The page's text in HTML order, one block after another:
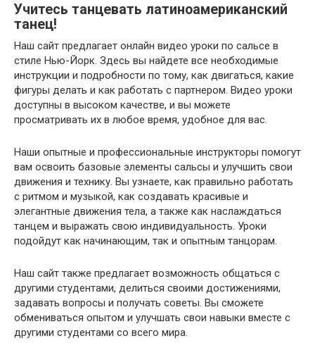
Учитесь танцевать латиноамериканский
танец!
Наш сайт предлагает онлайн видео уроки по сальсе в
стиле Нью-Йорк. Здесь вы найдете все необходимые
инструкции и подробности по тому, как двигаться, какие
фигуры делать и как работать с партнером. Видео уроки
доступны в высоком качестве, и вы можете
просматривать их в любое время, удобное для вас.
Наши опытные и профессиональные инструкторы помогут
вам освоить базовые элементы сальсы и улучшить свои
движения и технику. Вы узнаете, как правильно работать
с ритмом и музыкой, как создавать красивые и
элегантные движения тела, а также как наслаждаться
танцем и выражать свою индивидуальность. Уроки
подойдут как начинающим, так и опытным танцорам.
Наш сайт также предлагает возможность общаться с
другими студентами, делиться своими достижениями,
задавать вопросы и получать советы. Вы сможете
обмениваться опытом и улучшать свои навыки вместе с
другими студентами со всего мира.